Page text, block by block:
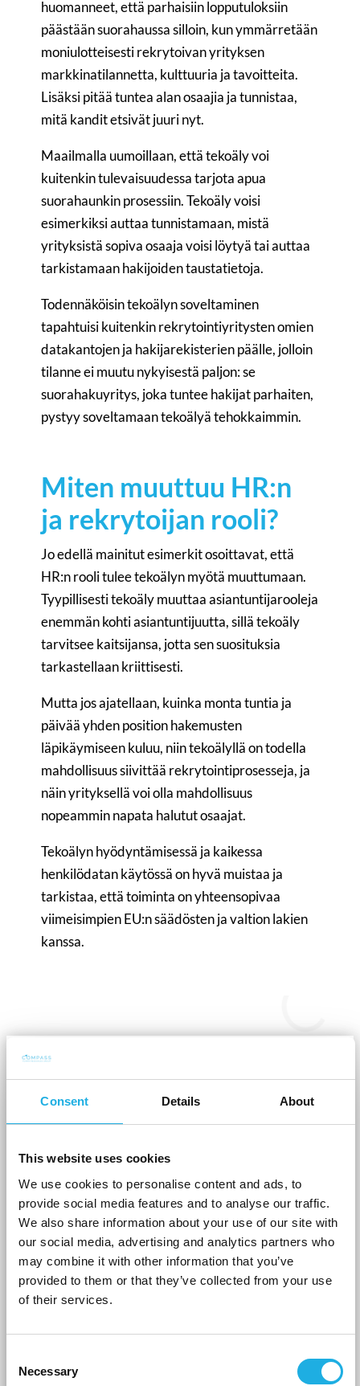
Consent Details About
This website uses cookies
We use cookies to personalise content and ads, to
provide social media features and to analyse our traffic.
We also share information about your use of our site with
our social media, advertising and analytics partners who
may combine it with other information that you’ve
provided to them or that they’ve collected from your use
of their services.
Selection
Necessary
huomanneet, että parhaisiin lopputuloksiin
päästään suorahaussa silloin, kun ymmärretään
moniulotteisesti rekrytoivan yrityksen
markkinatilannetta, kulttuuria ja tavoitteita.
Lisäksi pitää tuntea alan osaajia ja tunnistaa,
mitä kandit etsivät juuri nyt.
Maailmalla uumoillaan, että tekoäly voi
kuitenkin tulevaisuudessa tarjota apua
suorahaunkin prosessiin. Tekoäly voisi
esimerkiksi auttaa tunnistamaan, mistä
yrityksistä sopiva osaaja voisi löytyä tai auttaa
tarkistamaan hakijoiden taustatietoja.
Todennäköisin tekoälyn soveltaminen
tapahtuisi kuitenkin rekrytointiyritysten omien
datakantojen ja hakijarekisterien päälle, jolloin
tilanne ei muutu nykyisestä paljon: se
suorahakuyritys, joka tuntee hakijat parhaiten,
pystyy soveltamaan tekoälyä tehokkaimmin.
Miten muuttuu HR:n
ja rekrytoijan rooli?
Jo edellä mainitut esimerkit osoittavat, että
HR:n rooli tulee tekoälyn myötä muuttumaan.
Tyypillisesti tekoäly muuttaa asiantuntijarooleja
enemmän kohti asiantuntijuutta, sillä tekoäly
tarvitsee kaitsijansa, jotta sen suosituksia
tarkastellaan kriittisesti.
Mutta jos ajatellaan, kuinka monta tuntia ja
päivää yhden position hakemusten
läpikäymiseen kuluu, niin tekoälyllä on todella
mahdollisuus siivittää rekrytointiprosesseja, ja
näin yrityksellä voi olla mahdollisuus
nopeammin napata halutut osaajat.
Tekoälyn hyödyntämisessä ja kaikessa
henkilödatan käytössä on hyvä muistaa ja
tarkistaa, että toiminta on yhteensopivaa
viimeisimpien EU:n säädösten ja valtion lakien
kanssa.